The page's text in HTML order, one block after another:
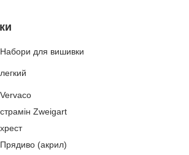
Набори для вишивки
легкий
Vervaco
страмін Zweigart
хрест
Прядиво (акрил)